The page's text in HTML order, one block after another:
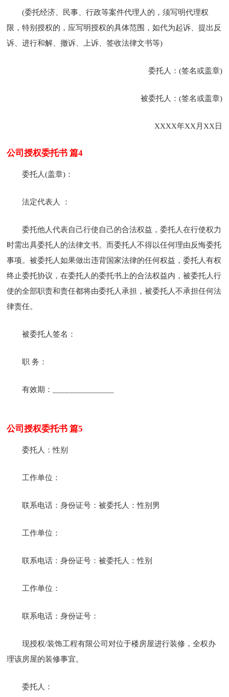
(委托经济、民事、行政等案件代理人的，须写明代理权
限，特别授权的，应写明授权的具体范围，如代为起诉、提出反
诉、进行和解、撤诉、上诉、签收法律文书等)
委托人：(签名或盖章)
被委托人：(签名或盖章)
XXXX年XX月XX日
公司授权委托书 篇4
委托人(盖章)：
法定代表人 ：
委托他人代表自己行使自己的合法权益，委托人在行使权力
时需出具委托人的法律文书。而委托人不得以任何理由反悔委托
事项。被委托人如果做出违背国家法律的任何权益，委托人有权
终止委托协议，在委托人的委托书上的合法权益内，被委托人行
使的全部职责和责任都将由委托人承担，被委托人不承担任何法
律责任。
被委托人签名：
职 务：
有效期：_______________
公司授权委托书 篇5
委托人：性别
工作单位：
联系电话：身份证号：被委托人：性别男
工作单位：
联系电话：身份证号：被委托人：性别
工作单位：
联系电话：身份证号：
现授权/装饰工程有限公司对位于楼房屋进行装修，全权办
理该房屋的装修事宜。
委托人：